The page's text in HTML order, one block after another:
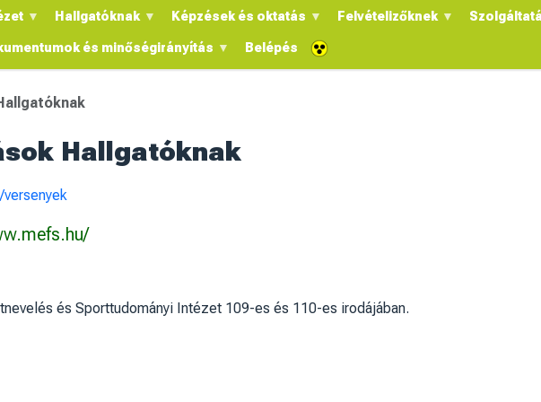
Hallgatóknak Képzések és oktatás Felvételizőknek
és minőségirányítás Belépés
Hallgatóknak
és Sporttudományi Intézet 109-es és 110-es irodájában.